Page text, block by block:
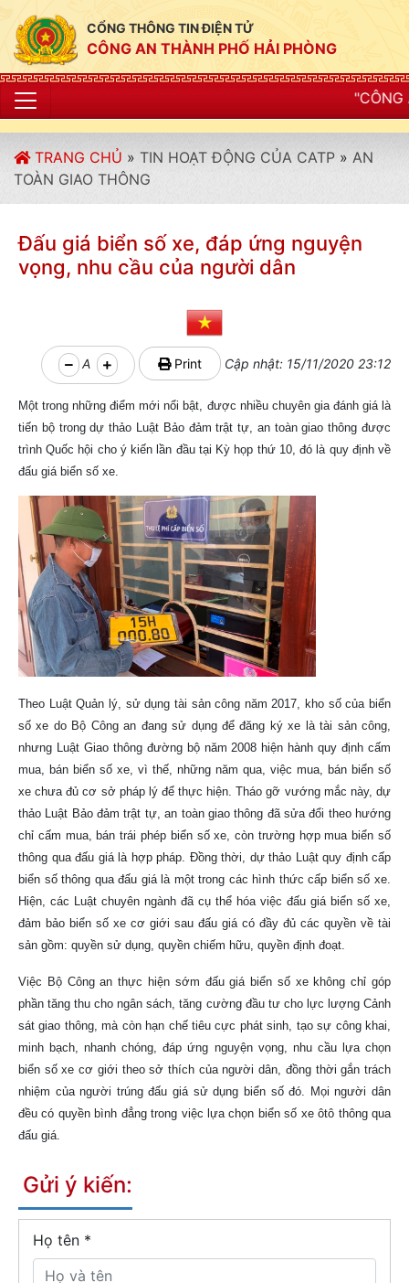
CỔNG THÔNG TIN ĐIỆN TỬ
CÔNG AN THÀNH PHỐ HẢI PHÒNG
"CÔNG AN THÀNH
TRANG CHỦ » TIN HOẠT ĐỘNG CỦA CATP » AN
TOÀN GIAO THÔNG
Đấu giá biển số xe, đáp ứng nguyện
vọng, nhu cầu của người dân
A Print Cập nhật: 15/11/2020 23:12
Một trong những điểm mới nổi bật, được nhiều chuyên gia đánh giá là
tiến bộ trong dự thảo Luật Bảo đảm trật tự, an toàn giao thông được
trình Quốc hội cho ý kiến lần đầu tại Kỳ họp thứ 10, đó là quy định về
đấu giá biển số xe.
Theo Luật Quản lý, sử dụng tài sản công năm 2017, kho số của biển
số xe do Bộ Công an đang sử dụng để đăng ký xe là tài sản công,
nhưng Luật Giao thông đường bộ năm 2008 hiện hành quy định cấm
mua, bán biển số xe, vì thế, những năm qua, việc mua, bán biển số
xe chưa đủ cơ sở pháp lý để thực hiện. Tháo gỡ vướng mắc này, dự
thảo Luật Bảo đảm trật tự, an toàn giao thông đã sửa đổi theo hướng
chỉ cấm mua, bán trái phép biển số xe, còn trường hợp mua biển số
thông qua đấu giá là hợp pháp. Đồng thời, dự thảo Luật quy định cấp
biển số thông qua đấu giá là một trong các hình thức cấp biển số xe.
Hiện, các Luật chuyên ngành đã cụ thể hóa việc đấu giá biển số xe,
đảm bảo biển số xe cơ giới sau đấu giá có đầy đủ các quyền về tài
sản gồm: quyền sử dụng, quyền chiếm hữu, quyền định đoạt.
Việc Bộ Công an thực hiện sớm đấu giá biển số xe không chỉ góp
phần tăng thu cho ngân sách, tăng cường đầu tư cho lực lượng Cảnh
sát giao thông, mà còn hạn chế tiêu cực phát sinh, tạo sự công khai,
minh bạch, nhanh chóng, đáp ứng nguyện vọng, nhu cầu lựa chọn
biển số xe cơ giới theo sở thích của người dân, đồng thời gắn trách
nhiệm của người trúng đấu giá sử dụng biển số đó. Mọi người dân
đều có quyền bình đẳng trong việc lựa chọn biển số xe ôtô thông qua
đấu giá.
Gửi ý kiến:
Họ tên *